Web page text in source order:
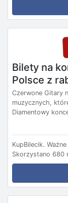
Bilety na
Polsce z
Czerwone Gitary
muzycznych,
Diamentowy
KupBilecik.
Skorzystano 680